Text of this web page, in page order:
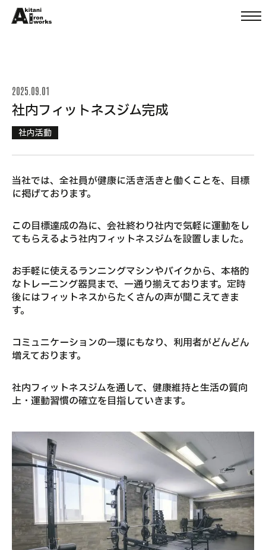
メ
2025.09.01
社内フィットネスジム完成
社内活動
当社では、全社員が健康に活き活きと働くことを、目標
に掲げております。
この目標達成の為に、会社終わり社内で気軽に運動をし
てもらえるよう社内フィットネスジムを設置しました。
お手軽に使えるランニングマシンやバイクから、本格的
なトレーニング器具まで、一通り揃えております。定時
後にはフィットネスからたくさんの声が聞こえてきま
す。
コミュニケーションの一環にもなり、利用者がどんどん
増えております。
社内フィットネスジムを通して、健康維持と生活の質向
上・運動習慣の確立を目指していきます。